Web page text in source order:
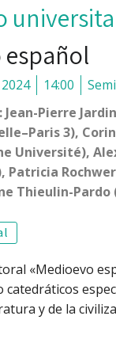
español
14:00
Pierre
3),
Université),
Patricia
Thieulin-Pardo
«Medioevo
y de la